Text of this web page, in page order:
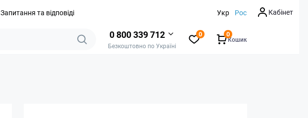
Запитання та відповіді Укр Рос Кабінет
0 800 339 712
Безкоштовно по Україні
0
Кошик
0